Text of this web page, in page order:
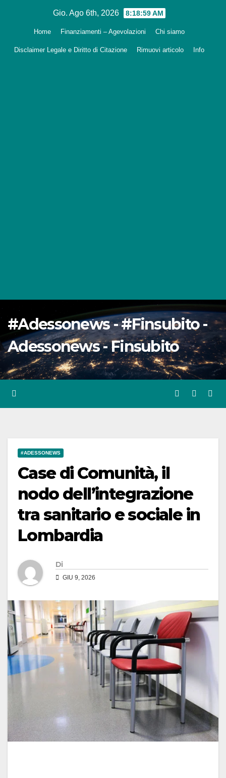
Gio. Ago 6th, 2026 8:19:01 AM
Home Finanziamenti – Agevolazioni Chi siamo
Disclaimer Legale e Diritto di Citazione Rimuovi articolo Info
#Adessonews - #Finsubito -
Adessonews - Finsubito
#ADESSONEWS
Case di Comunità, il
nodo dell’integrazione
tra sanitario e sociale in
Lombardia
Di
GIU 9, 2026